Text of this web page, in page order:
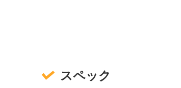
スペック